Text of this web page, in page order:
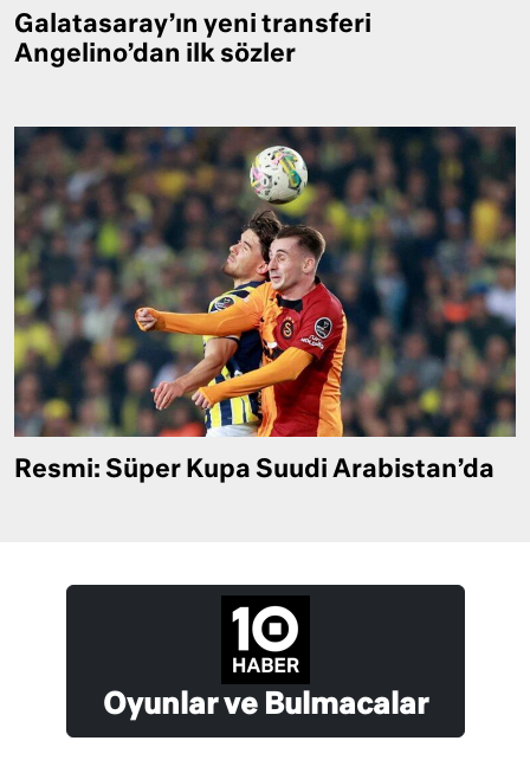
Galatasaray’ın yeni transferi
Angelino’dan ilk sözler
Resmi: Süper Kupa Suudi Arabistan’da
Oyunlar ve Bulmacalar